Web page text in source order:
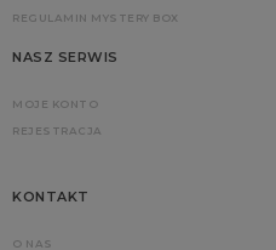
REGULAMIN MYSTERY BOX
NASZ SERWIS
MOJE KONTO
REJESTRACJA
KONTAKT
O NAS